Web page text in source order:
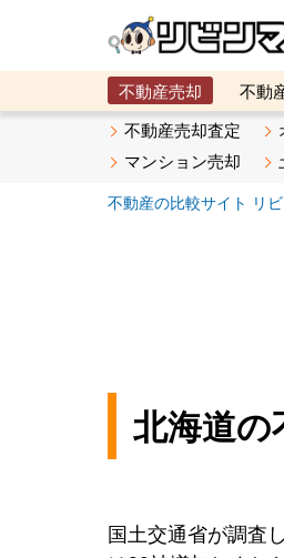
不動産売却 不動
メタ住宅展示場
ベ
不動産売却査定
マンション売却
不動産の比較サイト リ
北海道の
国土交通省が調査